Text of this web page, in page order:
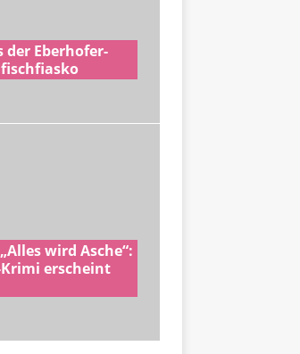
der Eberhofer-
wird Asche“:
erscheint